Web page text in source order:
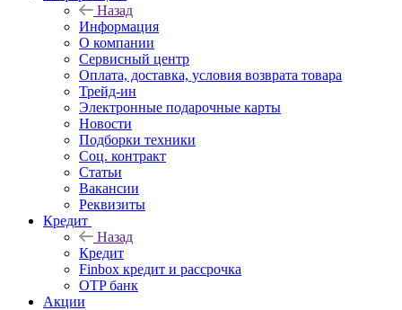
Назад
Информация
О компании
Сервисный центр
Оплата, доставка, условия возврата товара
Трейд-ин
Электронные подарочные карты
Новости
Подборки техники
Соц. контракт
Статьи
Вакансии
Реквизиты
Кредит
Назад
Кредит
Finbox кредит и рассрочка
OTP банк
Акции